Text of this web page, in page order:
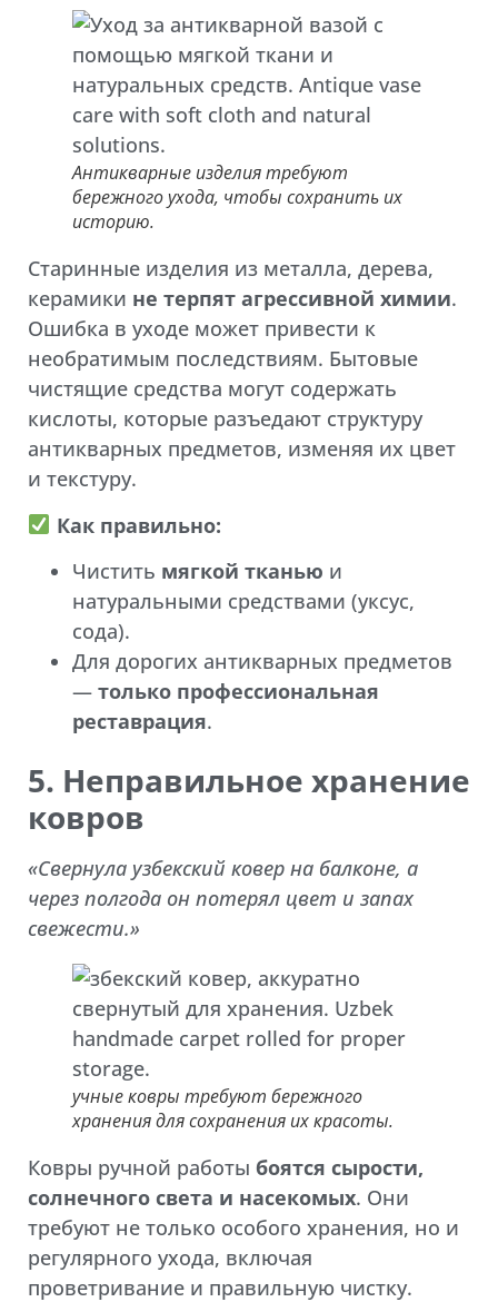
Антикварные изделия требуют
бережного ухода, чтобы сохранить их
историю.
Старинные изделия из металла, дерева,
керамики не терпят агрессивной химии.
Ошибка в уходе может привести к
необратимым последствиям. Бытовые
чистящие средства могут содержать
кислоты, которые разъедают структуру
антикварных предметов, изменяя их цвет
и текстуру.
Как правильно:
Чистить мягкой тканью и
натуральными средствами (уксус,
сода).
Для дорогих антикварных предметов
— только профессиональная
реставрация.
5. Неправильное хранение
ковров
«Свернула узбекский ковер на балконе, а
через полгода он потерял цвет и запах
свежести.»
учные ковры требуют бережного
хранения для сохранения их красоты.
Ковры ручной работы боятся сырости,
солнечного света и насекомых. Они
требуют не только особого хранения, но и
регулярного ухода, включая
проветривание и правильную чистку.